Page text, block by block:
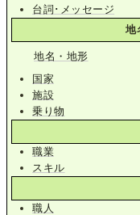
台詞･メッセージ
地
地名・地形
国家
施設
乗り物
職業
スキル
職人